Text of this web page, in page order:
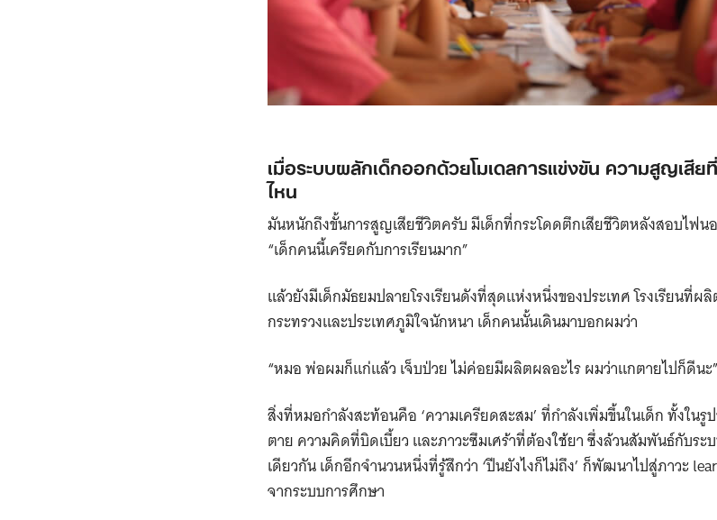
เมื่อระบบผลักเด็กออกด้วยโมเดลการแข่งขัน ความสูญเสี
ไหน
มันหนักถึงขั้นการสูญเสียชีวิตครับ มีเด็กที่กระโดดตึกเสียชีวิตหลังสอบไฟนอ
“เด็กคนนี้เครียดกับการเรียนมาก”
แล้วยังมีเด็กมัธยมปลายโรงเรียนดังที่สุดแห่งหนึ่งของประเทศ โรงเรียนที่ผ
กระทรวงและประเทศภูมิใจนักหนา เด็กคนนั้นเดินมาบอกผมว่า
“หมอ พ่อผมก็แก่แล้ว เจ็บป่วย ไม่ค่อยมีผลิตผลอะไร ผมว่าแกตายไปก็ดีน
สิ่งที่หมอกำลังสะท้อนคือ ‘ความเครียดสะสม’ ที่กำลังเพิ่มขึ้นในเด็ก ทั้งใน
ตาย ความคิดที่บิดเบี้ยว และภาวะซึมเศร้าที่ต้องใช้ยา ซึ่งล้วนสัมพันธ์กับ
เดียวกัน เด็กอีกจำนวนหนึ่งที่รู้สึกว่า ‘ปีนยังไงก็ไม่ถึง’ ก็พัฒนาไปสู่ภาวะ
จากระบบการศึกษา